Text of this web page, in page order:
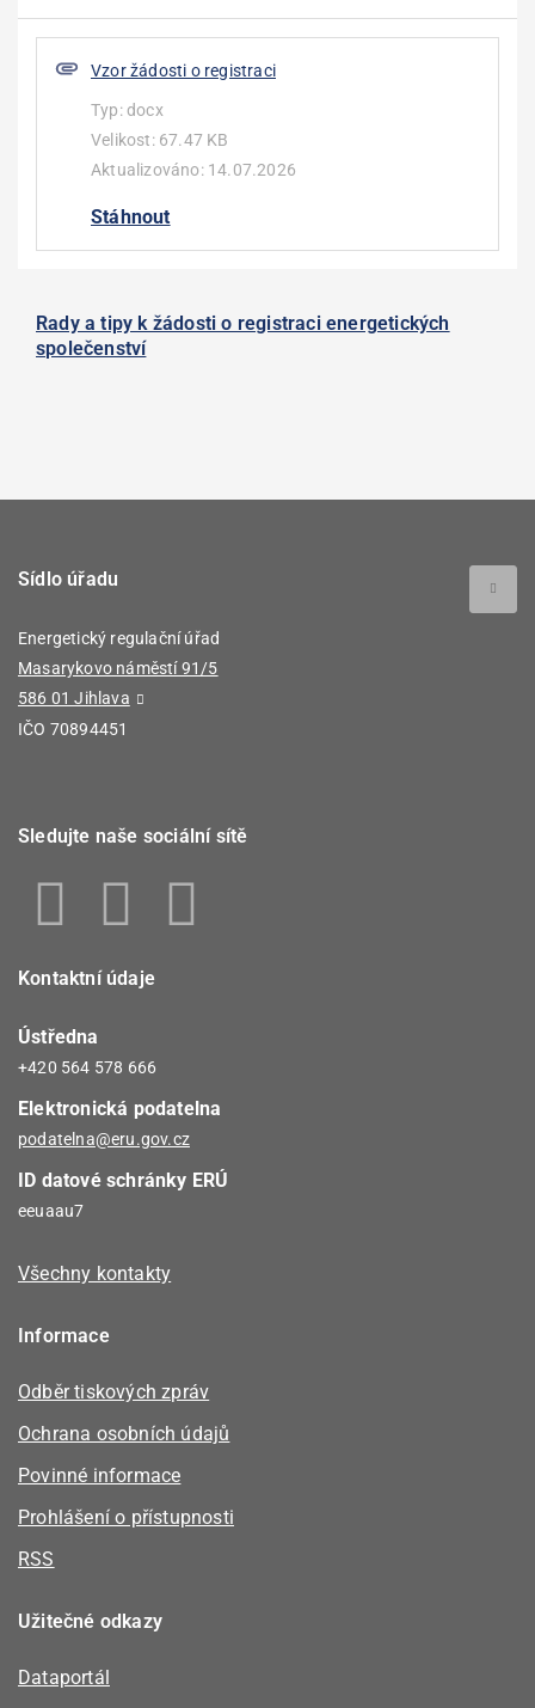
Vzor žádosti o registraci
Typ:docx
Velikost: 67.47 KB
Aktualizováno: 14.07.2026
Stáhnout
Rady a tipy k žádosti o registraci energetických
společenství
Sídlo úřadu
Energetický regulační úřad
Masarykovo náměstí 91/5
586 01 Jihlava
IČO 70894451
Sledujte naše sociální sítě
Kontaktní údaje
Ústředna
+420 564 578 666
Elektronická podatelna
podatelna@eru.gov.cz
ID datové schránky ERÚ
eeuaau7
Všechny kontakty
Informace
Odběr tiskových zpráv
Ochrana osobních údajů
Povinné informace
Prohlášení o přístupnosti
RSS
Užitečné odkazy
Dataportál